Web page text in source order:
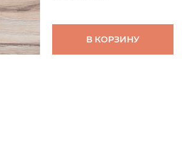
В КОРЗИНУ